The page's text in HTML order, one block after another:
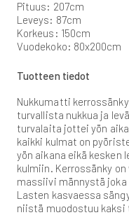
Pituus: 207cm
Leveys: 87cm
Korkeus: 150cm
Vuodekoko: 80x200cm
Tuotteen tiedot
Nukkumatti
turvallista nukkua ja
turvalaita jottei yön
kaikki kulmat on
yön aikana eikä kesken
kulmiin. Kerrossänky
massiivi männystä
Lasten kasvaessa
niistä muodostuu